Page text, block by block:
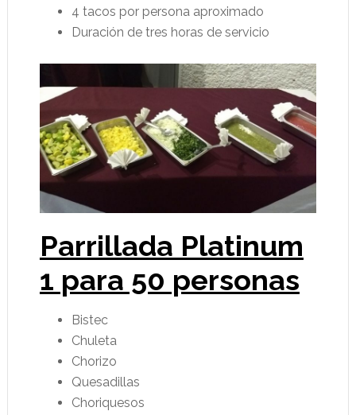
4 tacos por persona aproximado
Duración de tres horas de servicio
Parrillada Platinum
1 para 50 personas
Bistec
Chuleta
Chorizo
Quesadillas
Choriquesos